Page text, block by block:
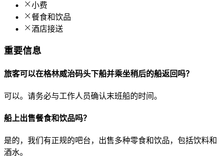
小费
餐食和饮品
酒店接送
重要信息
旅客可以在格林威治码头下船并乘坐稍后的船返回吗？
可以。请务必与工作人员确认末班船的时间。
船上出售餐食和饮品吗？
是的，我们有正规的吧台，出售多种零食和饮品，包括饮料和
酒水。